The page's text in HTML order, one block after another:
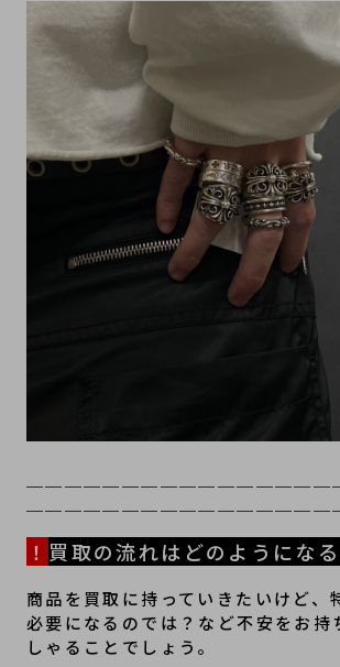
！ 買取の流れはどのようにな
商品を買取に持っていきたいけど、
必要になるのでは？など不安をお持
しゃることでしょう。